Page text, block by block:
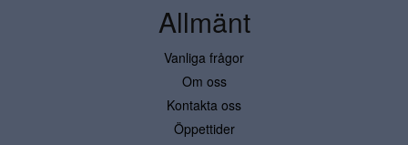
Allmänt
Vanliga frågor
Om oss
Kontakta oss
Öppettider